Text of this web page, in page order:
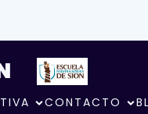
CONTACTO